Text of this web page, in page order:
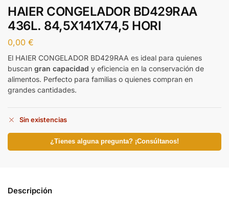
HAIER CONGELADOR BD429RAA
436L. 84,5X141X74,5 HORI
0,00 €
El HAIER CONGELADOR BD429RAA es ideal para quienes
buscan gran capacidad y eficiencia en la conservación de
alimentos. Perfecto para familias o quienes compran en
grandes cantidades.
Sin existencias
¿Tienes alguna pregunta? ¡Consúltanos!
Descripción